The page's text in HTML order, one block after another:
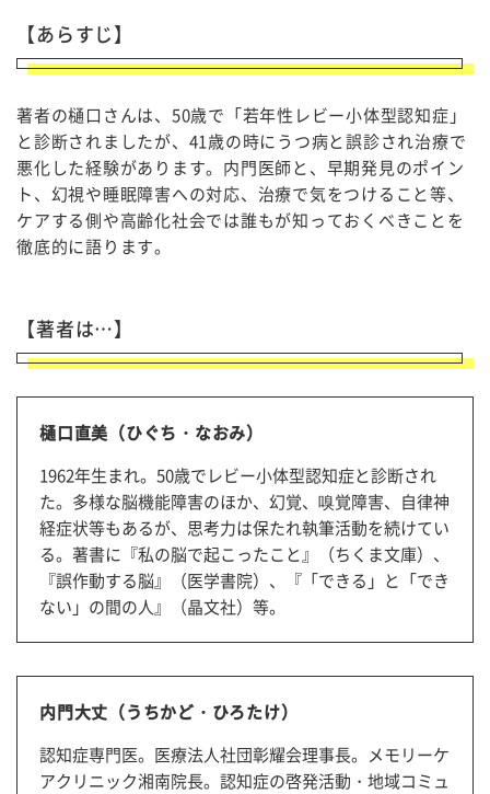
【あらすじ】
著者の樋口さんは、50歳で「若年性レビー小体型認知症」
と診断されましたが、41歳の時にうつ病と誤診され治療で
悪化した経験があります。内門医師と、早期発見のポイン
ト、幻視や睡眠障害への対応、治療で気をつけること等、
ケアする側や高齢化社会では誰もが知っておくべきことを
徹底的に語ります。
【著者は…】
樋口直美（ひぐち・なおみ）
1962年生まれ。50歳でレビー小体型認知症と診断され
た。多様な脳機能障害のほか、幻覚、嗅覚障害、自律神
経症状等もあるが、思考力は保たれ執筆活動を続けてい
る。著書に『私の脳で起こったこと』（ちくま文庫）、
『誤作動する脳』（医学書院）、『「できる」と「でき
ない」の間の人』（晶文社）等。
内門大丈（うちかど・ひろたけ）
認知症専門医。医療法人社団彰耀会理事長。メモリーケ
アクリニック湘南院長。認知症の啓発活動・地域コミュ